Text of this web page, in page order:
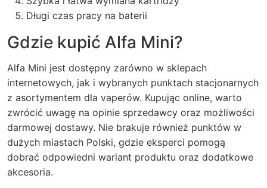
Długi czas pracy na baterii
Gdzie kupić Alfa Mini?
Alfa Mini jest dostępny zarówno w sklepach
internetowych, jak i wybranych punktach stacjonarnych
z asortymentem dla vaperów. Kupując online, warto
zwrócić uwagę na opinie sprzedawcy oraz możliwości
darmowej dostawy. Nie brakuje również punktów w
dużych miastach Polski, gdzie eksperci pomogą
dobrać odpowiedni wariant produktu oraz dodatkowe
akcesoria.